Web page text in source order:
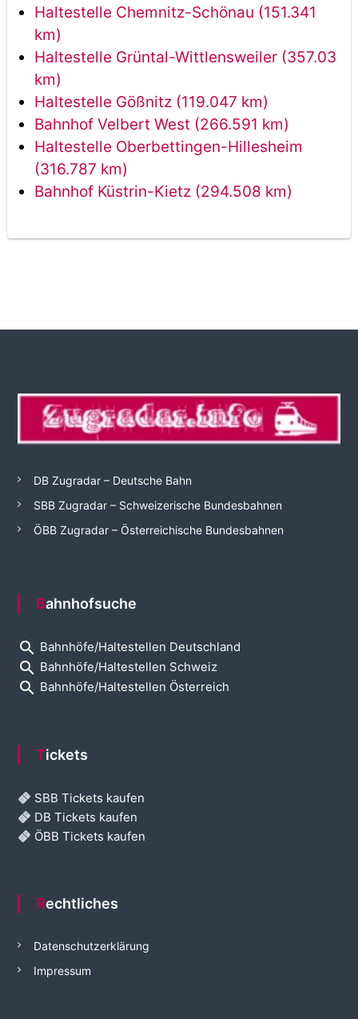
Haltestelle Chemnitz-Schönau (151.341
km)
Haltestelle Grüntal-Wittlensweiler (357.03
km)
Haltestelle Gößnitz (119.047 km)
Bahnhof Velbert West (266.591 km)
Haltestelle Oberbettingen-Hillesheim
(316.787 km)
Bahnhof Küstrin-Kietz (294.508 km)
DB Zugradar – Deutsche Bahn
SBB Zugradar – Schweizerische Bundesbahnen
ÖBB Zugradar – Österreichische Bundesbahnen
Bahnhofsuche
search Bahnhöfe/Haltestellen Deutschland
search Bahnhöfe/Haltestellen Schweiz
search Bahnhöfe/Haltestellen Österreich
Tickets
SBB Tickets kaufen
DB Tickets kaufen
ÖBB Tickets kaufen
Rechtliches
Datenschutzerklärung
Impressum